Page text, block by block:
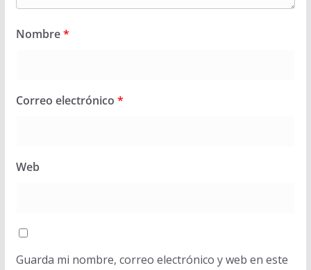
Nombre*
Correo electrónico *
Web
Guarda mi nombre, correo electrónico y web en este